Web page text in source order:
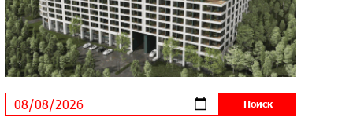
В мобильном приложении Юнибанка
теперь можно зарегистрироваться
также с помощью imID
«Бесплатные бонусы в играх»:
IDBank предупреждает о